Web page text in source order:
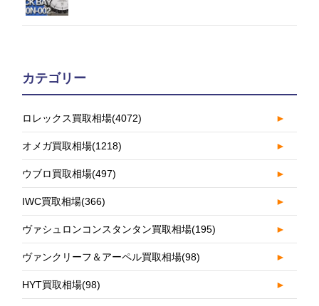
カテゴリー
ロレックス買取相場(4072) ►
オメガ買取相場(1218) ►
ウブロ買取相場(497) ►
IWC買取相場(366) ►
ヴァシュロンコンスタンタン買取相場(195) ►
ヴァンクリーフ＆アーペル買取相場(98) ►
HYT買取相場(98) ►